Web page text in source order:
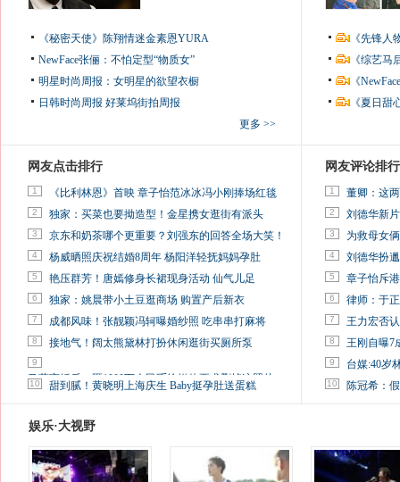
《秘密天使》陈翔情迷金素恩YURA
NewFace张俪：不怕定型“物质女”
明星时尚周报：女明星的欲望衣橱
日韩时尚周报 好莱坞街拍周报
更多 >>
《先锋
《综艺
《
《夏日
网友点击排行
1 《比利林恩》首映 章子怡范冰冰冯小刚捧场红毯
2 独家：买菜也要拗造型！金星携女逛街有派头
3 京东和奶茶哪个更重要？刘强东的回答全场大笑！
4 杨威晒照庆祝结婚8周年 杨阳洋轻抚妈妈孕肚
5 艳压群芳！唐嫣修身长裙现身活动 仙气儿足
6 独家：姚晨带小土豆逛商场 购置产后新衣
7 成都风味！张靓颖冯轲曝婚纱照 吃串串打麻将
8 接地气！阔太熊黛林打扮休闲逛街买厕所泵
9
马蓉离婚后，砸1000万人民币给媒体要求删掉这照片
10 甜到腻！黄晓明上海庆生 Baby挺孕肚送蛋糕
网友评论排行
1 董卿：这
2 刘德华新
3 为救母女
4 刘德华扮
5 章子怡斥
6 律师：于
7 王力宏否
8 王刚自曝7
9 台媒:40岁
10 陈冠希：
娱乐·大视野